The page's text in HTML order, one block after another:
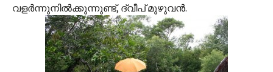
വളര്‍ന്നുനില്‍ക്കുന്നുണ്ട്, ദ്വീപ് മുഴുവന്‍.